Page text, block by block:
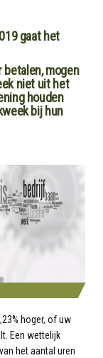
gaat het
mogen
niet uit het
houden
bij hun
hoger, of uw
Een wettelijk
het aantal uren